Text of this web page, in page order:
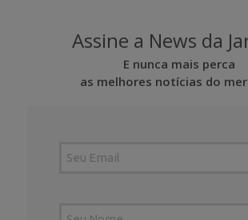
Assine a News da
E nunca mais perca
as melhores notícias do